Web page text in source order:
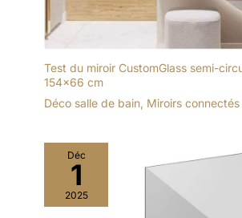
Test du miroir CustomGlass semi-
154×66 cm
Déco salle de bain, Miroirs connectés
Déc
1
2025